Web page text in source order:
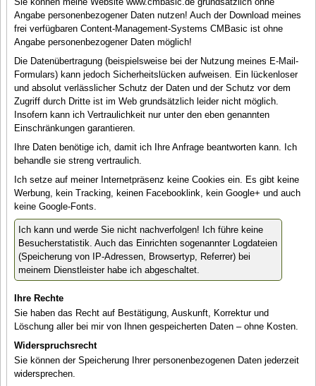
Angabe personenbezogener Daten nutzen! Auch der Download meines
frei verfügbaren Content-Management-Systems CMBasic ist ohne
Angabe personenbezogener Daten möglich!
Die Datenübertragung (beispielsweise bei der Nutzung meines E-Mail-
Formulars) kann jedoch Sicherheitslücken aufweisen. Ein lückenloser
und absolut verlässlicher Schutz der Daten und der Schutz vor dem
Zugriff durch Dritte ist im Web grundsätzlich leider nicht möglich.
Insofern kann ich Vertraulichkeit nur unter den eben genannten
Einschränkungen garantieren.
Ihre Daten benötige ich, damit ich Ihre Anfrage beantworten kann. Ich
behandle sie streng vertraulich.
Ich setze auf meiner Internetpräsenz keine Cookies ein. Es gibt keine
Werbung, kein Tracking, keinen Facebooklink, kein Google+ und auch
keine Google-Fonts.
Ich kann und werde Sie nicht nachverfolgen! Ich führe keine
Besucherstatistik. Auch das Einrichten sogenannter Logdateien
(Speicherung von IP-Adressen, Browsertyp, Referrer) bei
meinem Dienstleister habe ich abgeschaltet.
Ihre Rechte
Sie haben das Recht auf Bestätigung, Auskunft, Korrektur und
Löschung aller bei mir von Ihnen gespeicherten Daten – ohne Kosten.
Widerspruchsrecht
Sie können der Speicherung Ihrer personenbezogenen Daten jederzeit
widersprechen.